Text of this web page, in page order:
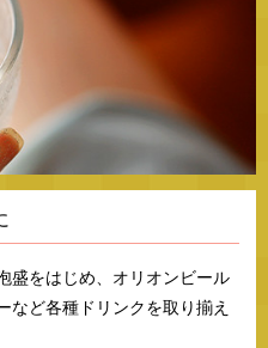
盛をはじめ、オリオンビール
など各種ドリンクを取り揃え